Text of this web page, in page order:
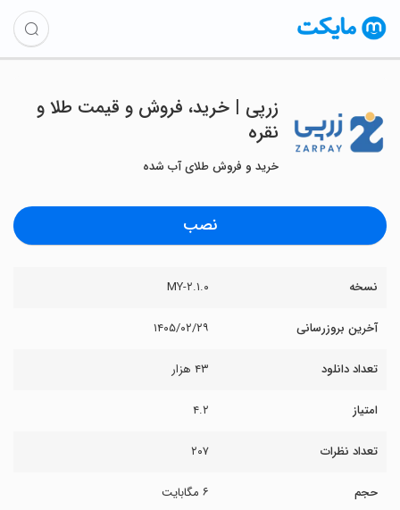
‏‏‏‏زرپی | خرید، فروش و قیمت طلا و
نقره
خرید و فروش طلای آب شده
نصب
نسخه ۲.۱.۰-MY
آخرین بروزرسانی ۱۴۰۵/۰۲/۲۹
تعداد دانلود ۴۳ هزار
امتیاز ۴.۲
تعداد نظرات ۲۰۷
حجم ۶ مگابایت